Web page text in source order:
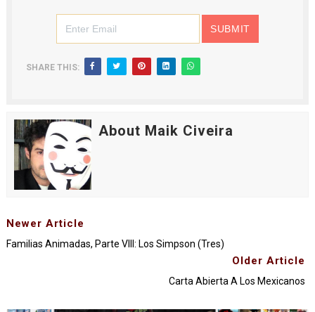
SHARE THIS:
About Maik Civeira
Newer Article
Familias Animadas, Parte VIII: Los Simpson (Tres)
Older Article
Carta Abierta A Los Mexicanos